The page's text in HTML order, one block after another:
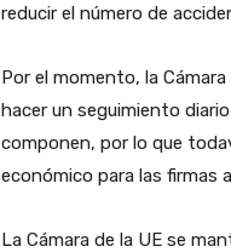
reducir el número de
Por el momento, la
hacer un seguimiento
componen, por lo que
económico para las firmas
La Cámara de la UE se